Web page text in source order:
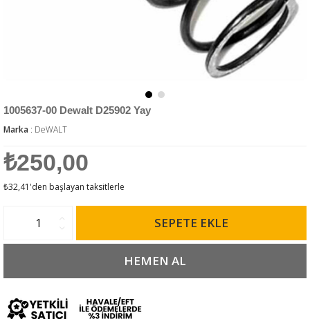
1005637-00 Dewalt D25902 Yay
Marka : DeWALT
₺250,00
₺32,41 'den başlayan taksitlerle